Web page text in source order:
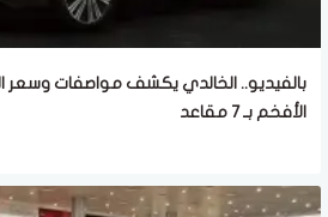
الأفخم بـ 7 مقاعد